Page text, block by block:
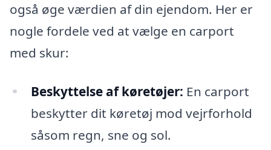
også øge værdien af din ejendom. Her er
nogle fordele ved at vælge en carport
med skur:
Beskyttelse af køretøjer: En carport
beskytter dit køretøj mod vejrforhold
såsom regn, sne og sol.